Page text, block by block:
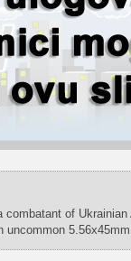
combatant of Ukrainian
uncommon